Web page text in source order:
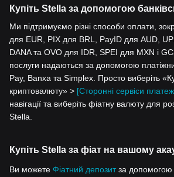
Купіть Stella за допомогою
Ми підтримуємо різні способи оплати,
для EUR, PIX для BRL, PayID для AUD,
DANA та OVO для IDR, SPEI для MXN і
послуги надаються за допомогою
Pay, Banxa та Simplex. Просто виберіть
криптовалюту» > [Сторонні сервіси
навігації та виберіть фіатну валюту для
Stella.
Купіть Stella за фіат на вашому
Ви можете Фіатний депозитза допомогою